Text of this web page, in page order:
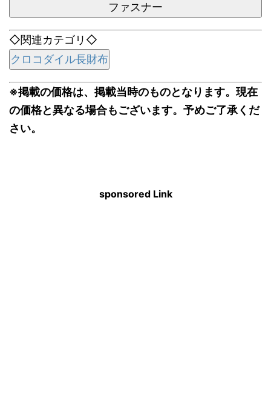
ファスナー
◇関連カテゴリ◇
クロコダイル長財布
※掲載の価格は、掲載当時のものとなります。現在
の価格と異なる場合もございます。予めご了承くだ
さい。
sponsored Link